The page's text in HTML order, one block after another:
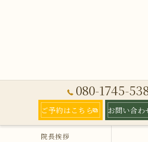
080-1745-
ご予約はこちら お問い合わ
院長挨拶